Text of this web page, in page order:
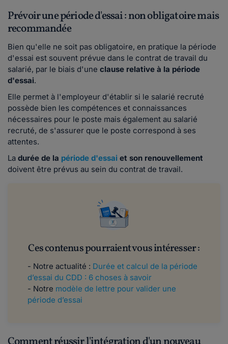
Prévoir une période d'essai : non obligatoire mais
recommandée
Bien qu'elle ne soit pas obligatoire, en pratique la période
d'essai est souvent prévue dans le contrat de travail du
salarié, par le biais d'une clause relative à la période
d'essai.
Elle permet à l'employeur d'établir si le salarié recruté
possède bien les compétences et connaissances
nécessaires pour le poste mais également au salarié
recruté, de s'assurer que le poste correspond à ses
attentes.
La durée de la période d'essai et son renouvellement
doivent être prévus au sein du contrat de travail.
Ces contenus pourraient vous intéresser :
- Notre actualité : Durée et calcul de la période
d’essai du CDD : 6 choses à savoir
- Notre modèle de lettre pour valider une
période d’essai